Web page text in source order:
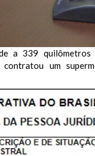
a 339 quilômetros
um